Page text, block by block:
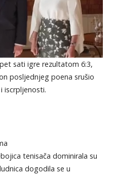
sati igre rezultatom 6:3,
posljednjeg poena srušio
iscrpljenosti.
tenisača dominirala su
dogodila se u